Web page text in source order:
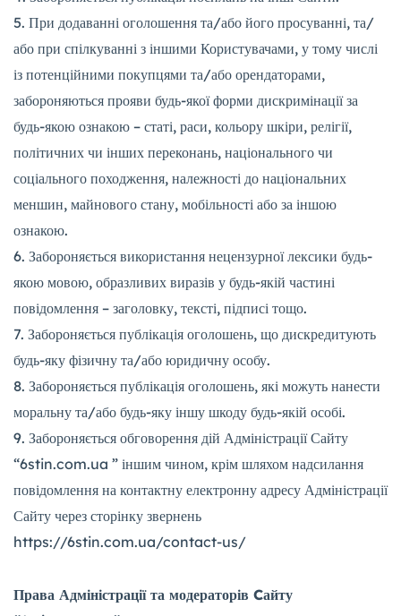
При додаванні оголошення та/або його просуванні, та/
або при спілкуванні з іншими Користувачами, у тому числі
із потенційними покупцями та/або орендаторами,
забороняються прояви будь-якої форми дискримінації за
будь-якою ознакою – статі, раси, кольору шкіри, релігії,
політичних чи інших переконань, національного чи
соціального походження, належності до національних
меншин, майнового стану, мобільності або за іншою
ознакою.
Забороняється використання нецензурної лексики будь-
якою мовою, образливих виразів у будь-якій частині
повідомлення – заголовку, тексті, підписі тощо.
Забороняється публікація оголошень, що дискредитують
будь-яку фізичну та/або юридичну особу.
Забороняється публікація оголошень, які можуть нанести
моральну та/або будь-яку іншу шкоду будь-якій особі.
Забороняється обговорення дій Адміністрації Сайту
“6stin.com.ua ” іншим чином, крім шляхом надсилання
повідомлення на контактну електронну адресу Адміністрації
Сайту через сторінку звернень
https://6stin.com.ua/contact-us/
Права Адміністрації та модераторів Cайту